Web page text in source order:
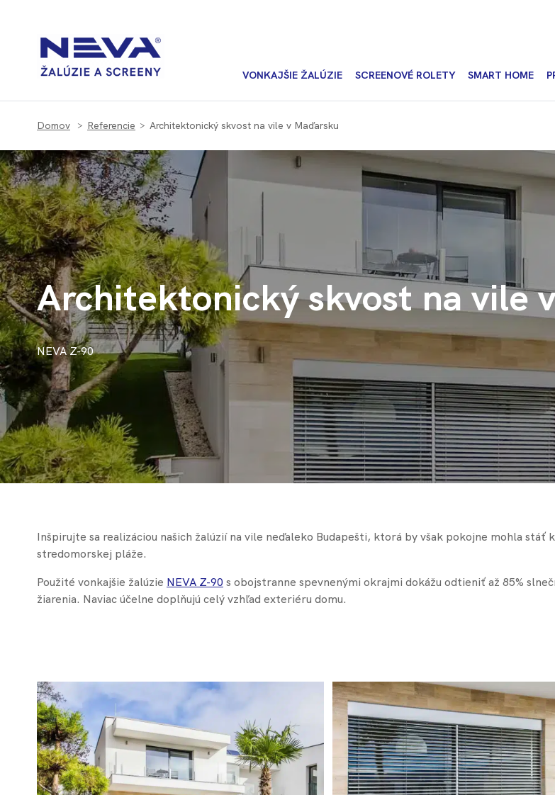
VONKAJŠIE ŽALÚZIE SCREENOVÉ ROLETY SMART HOME
Domov Referencie Architektonický skvost na vile v Maďarsku
Architektonický skvost na vile
NEVA Z-90
Inšpirujte sa realizáciou našich žalúzií na vile neďaleko Budapešti, ktorá by však pokojne mohla stáť
stredomorskej pláže.
Použité vonkajšie žalúzie NEVA Z-90 s obojstranne spevnenými okrajmi dokážu odtieniť až 85%
žiarenia. Naviac účelne doplňujú celý vzhľad exteriéru domu.